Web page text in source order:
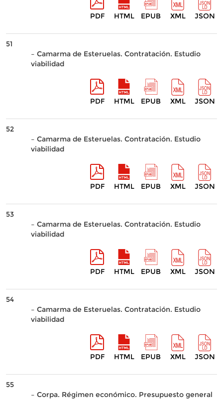
PDF HTML EPUB XML JSON
51
– Camarma de Esteruelas. Contratación. Estudio
viabilidad
PDF HTML EPUB XML JSON
52
– Camarma de Esteruelas. Contratación. Estudio
viabilidad
PDF HTML EPUB XML JSON
53
– Camarma de Esteruelas. Contratación. Estudio
viabilidad
PDF HTML EPUB XML JSON
54
– Camarma de Esteruelas. Contratación. Estudio
viabilidad
PDF HTML EPUB XML JSON
55
– Corpa. Régimen económico. Presupuesto general